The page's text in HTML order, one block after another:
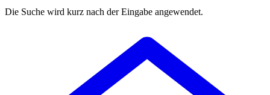
Die Suche wird kurz nach der Eingabe angewendet.